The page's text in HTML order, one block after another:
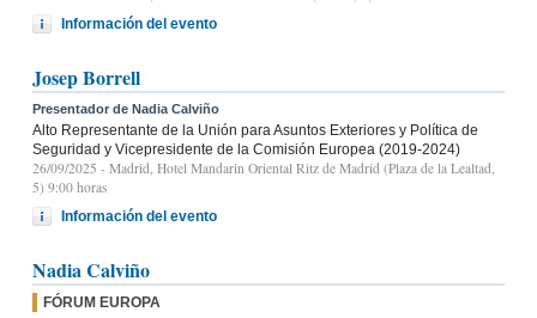
Información del evento
Josep Borrell
Presentador de Nadia Calviño
Alto Representante de la Unión para Asuntos Exteriores y Política de
Seguridad y Vicepresidente de la Comisión Europea (2019-2024)
26/09/2025 - Madrid, Hotel Mandarin Oriental Ritz de Madrid (Plaza de la Lealtad,
5) 9:00 horas
Información del evento
Nadia Calviño
FÓRUM EUROPA